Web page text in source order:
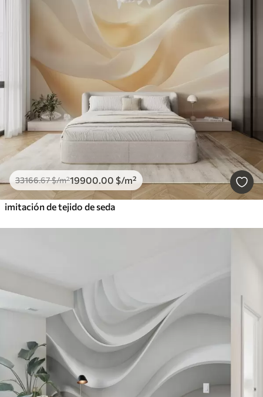
33166.67$/m²19900.00 $/m²
imitación de tejido de seda